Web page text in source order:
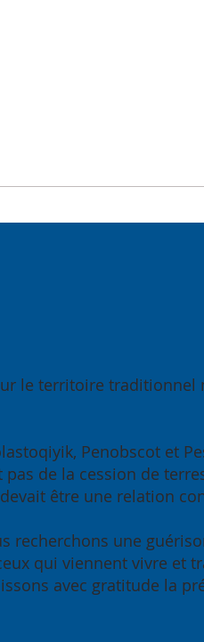
organisent
renouvelables
le territoire traditionnel
Penobscot et
de la cession de
être une relation
recherchons une
qui viennent vivre et
avec gratitude la